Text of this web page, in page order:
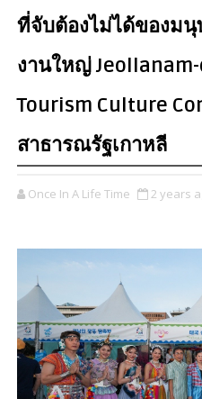
ที่จับต้องไม่ได้ของม
งานใหญ่
Tourism Culture
สาธารณรัฐเกาหลี
Once In A Life Time 2 years